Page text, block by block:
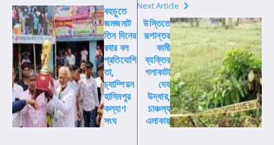
বহড়ুতে
জমজমাট
তিন দিনের
রবার বল
প্রতিযোগি
তা,
চ্যাম্পিয়ন
হাসিমপুর
কল্যাণ
সংঘ
Next Article
উস্তিতে
রূপান্তর
কামী
ব্যক্তির
গলাকাটা
দেহ
উদ্ধার,
চাঞ্চল্য
এলাকায়